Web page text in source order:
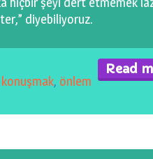
diyebiliyoruz.
Read
konuşmak, önlem